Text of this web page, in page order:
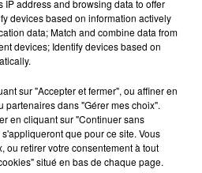
PERD LA VIE, NOYÉ À
address and browsing data to offer
devices based on information actively
data; Match and combine data from
devices; Identify devices based on
sur "Accepter et fermer", ou affiner en
partenaires dans "Gérer mes choix".
en cliquant sur "Continuer sans
que pour ce site. Vous
ou retirer votre consentement à tout
situé en bas de chaque page.